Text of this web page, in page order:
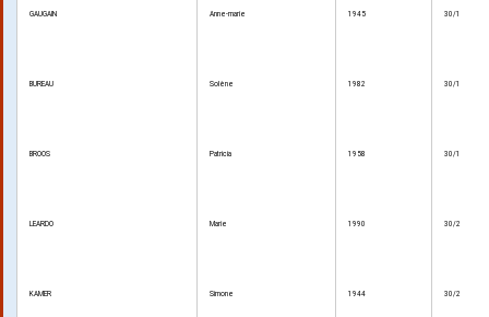
GAUGAIN Anne-marie 1945 30/1
BUREAU Solène 1982 30/1
BROOS Patricia 1958 30/1
LEARDO Marie 1990 30/2
KAMER Simone 1944 30/2